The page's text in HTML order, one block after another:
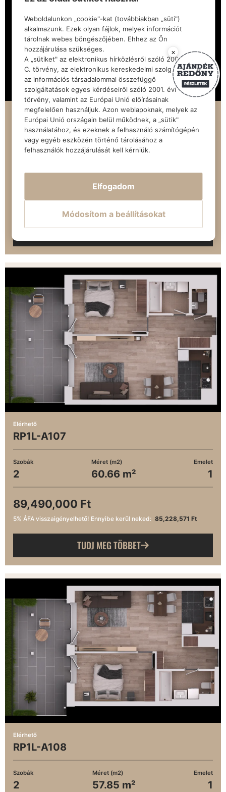
Elérhető
RP1L-A103
Szobák Méret (m2)
Elérhető
RP1L-A107
Szobák
2
Méret (m2)
60.66 m²
Emelet
1
89,490,000 Ft
5% ÁFA visszaigényelhető! Ennyibe kerül neked: 85,228,571 Ft
TUDJ MEG TÖBBET
Elérhető
RP1L-A108
Szobák
2
Méret (m2)
57.85 m²
Emelet
1
×
Weboldalunkon „cookie"-kat (továbbiakban „süti")
alkalmazunk. Ezek olyan fájlok, melyek információt
tárolnak webes böngészőjében. Ehhez az Ön
hozzájárulása szükséges.
A „sütiket" az elektronikus hírközlésről szóló 2003. évi
C. törvény, az elektronikus kereskedelmi szolgáltatások,
az információs társadalommal összefüggő
szolgáltatások egyes kérdéseiről szóló 2001. évi CVIII.
törvény, valamint az Európai Unió előírásainak
megfelelően használjuk. Azon weblapoknak, melyek az
Európai Unió országain belül működnek, a „sütik"
használatához, és ezeknek a felhasználó számítógépén
vagy egyéb eszközén történő tárolásához a
felhasználók hozzájárulását kell kérniük.
Elfogadom
Módosítom a beállításokat